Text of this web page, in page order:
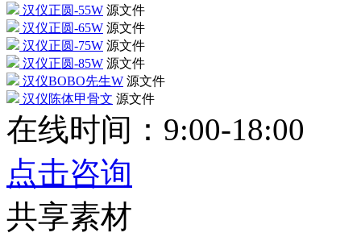
汉仪正圆-55W 源文件
汉仪正圆-65W 源文件
汉仪正圆-75W 源文件
汉仪正圆-85W 源文件
汉仪BOBO先生W 源文件
汉仪陈体甲骨文 源文件
在线时间：9:00-18:00
点击咨询
共享素材